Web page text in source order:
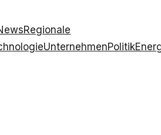
Regionale
UnternehmenPolitik